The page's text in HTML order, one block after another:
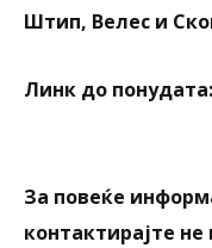
Штип, Велес и
Линк до
За повеќе
контактирајте не